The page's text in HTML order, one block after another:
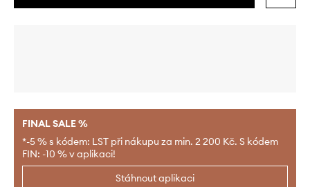
FINAL SALE %
*-5 % s kódem: LST při nákupu za min. 2 200 Kč. S kódem
FIN: -10 % v aplikaci!
Stáhnout aplikaci